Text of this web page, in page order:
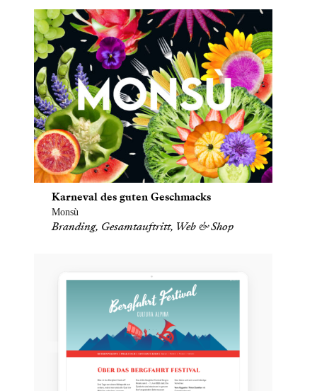
Karneval des guten Geschmacks
Monsù
Branding, Gesamtauftritt, Web & Shop